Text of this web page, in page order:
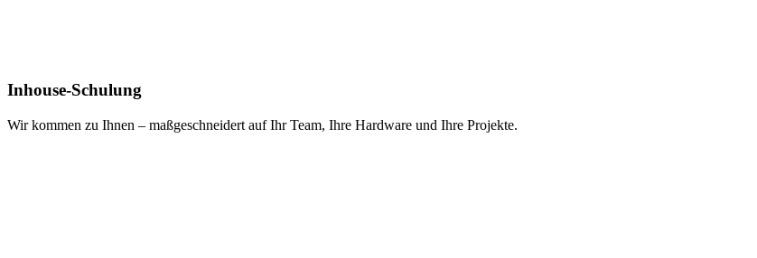
Inhouse-Schulung
Wir kommen zu Ihnen – maßgeschneidert auf Ihr Team, Ihre Hardware und Ihre Projekte.